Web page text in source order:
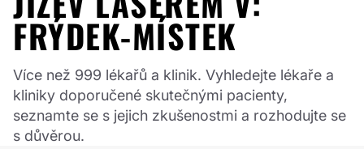
FRÝDEK-MÍSTEK
Více než 999 lékařů a klinik. Vyhledejte lékaře a
kliniky doporučené skutečnými pacienty,
seznamte se s jejich zkušenostmi a rozhodujte se
s důvěrou.